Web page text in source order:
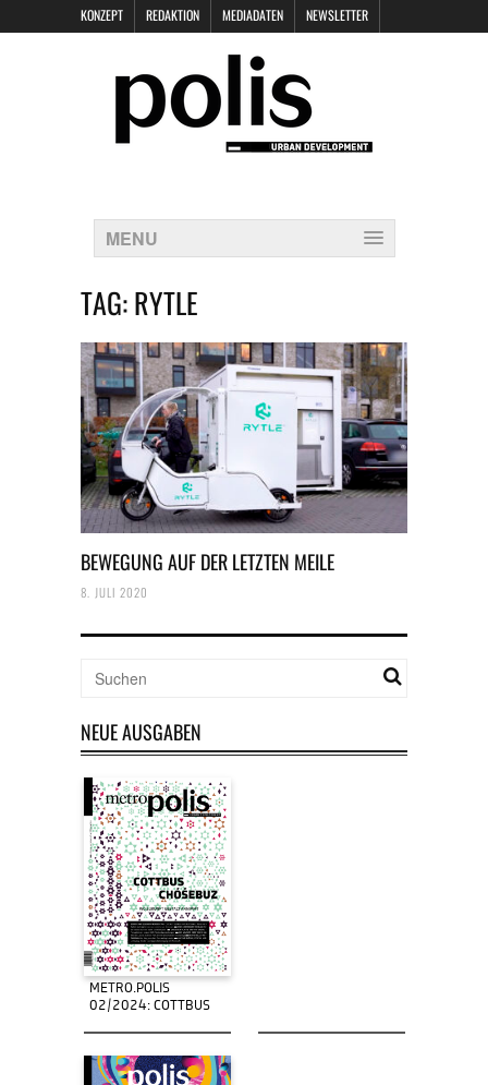
KONZEPT REDAKTION MEDIADATEN NEWSLETTER
DATENSCHUTZ
MENU
TAG:RYTLE
BEWEGUNG AUF DER LETZTEN MEILE
8. JULI 2020
NEUE AUSGABEN
METRO.POLIS
02/2024: COTTBUS